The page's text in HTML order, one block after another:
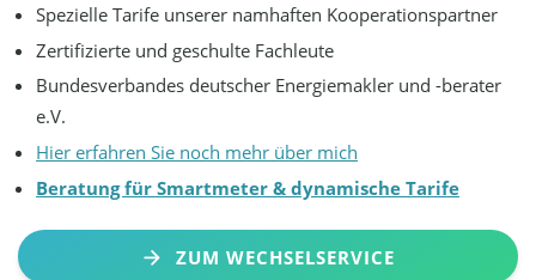
Spezielle Tarife unserer namhaften Kooperationspartner
Zertifizierte und geschulte Fachleute
Bundesverbandes deutscher Energiemakler und -berater
e.V.
Hier erfahren Sie noch mehr über mich
Beratung für Smartmeter & dynamische Tarife
ZUM WECHSELSERVICE